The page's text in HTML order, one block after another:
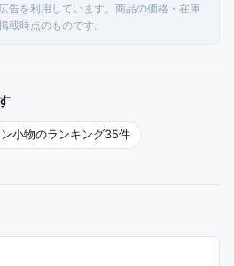
告を利用しています。商品の価格・在庫
載時点のものです。
小物のランキング35件